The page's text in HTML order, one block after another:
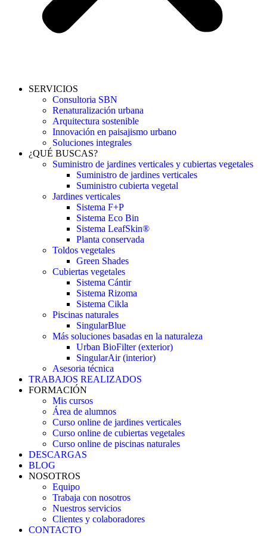
SERVICIOS
Consultoria SBN
Renaturalización urbana
Arquitectura sostenible
Innovación en paisajismo urbano
Soluciones integrales
¿QUÉ BUSCAS?
Suministro de jardines verticales y cubiertas vegetales
Suministro de jardines verticales
Suministro cubierta vegetal
Jardines verticales
Sistema F+P
Sistema Eco Bin
Sistema LeafSkin®
Planta conservada
Toldos vegetales
Green Shades
Cubiertas vegetales
Sistema Cántir
Sistema Rizoma
Sistema Cikla
Piscinas naturales
SingularBlue
Más soluciones basadas en la naturaleza
Urban BioFilter (exterior)
SingularAir (interior)
Asesoria técnica
TRABAJOS REALIZADOS
FORMACIÓN
Mis cursos
Área de alumnos
Curso online de jardines verticales
Curso online de cubiertas vegetales
Curso online de piscinas naturales
DESCARGAS
BLOG
NOSOTROS
Equipo
Trabaja con nosotros
Nuestros servicios
Clientes y colaboradores
CONTACTO